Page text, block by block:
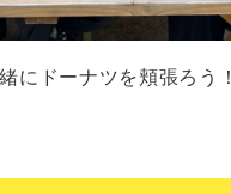
にドーナツを頬張ろう！